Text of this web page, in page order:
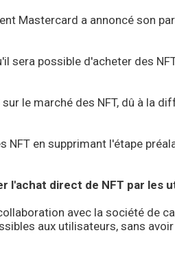
Mastercard a annoncé son
sera possible d'acheter des
le marché des NFT, dû à la
NFT en supprimant l'étape
l'achat direct de NFT par les
avec la société de
aux utilisateurs, sans